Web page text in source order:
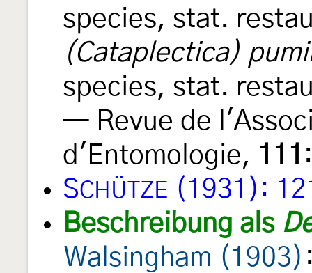
species, stat.
(Cataplectica)
species, stat.
— Revue de
d'Entomologie, 111
SCHÜTZE (1931):
Beschreibung als
Walsingham (1903)